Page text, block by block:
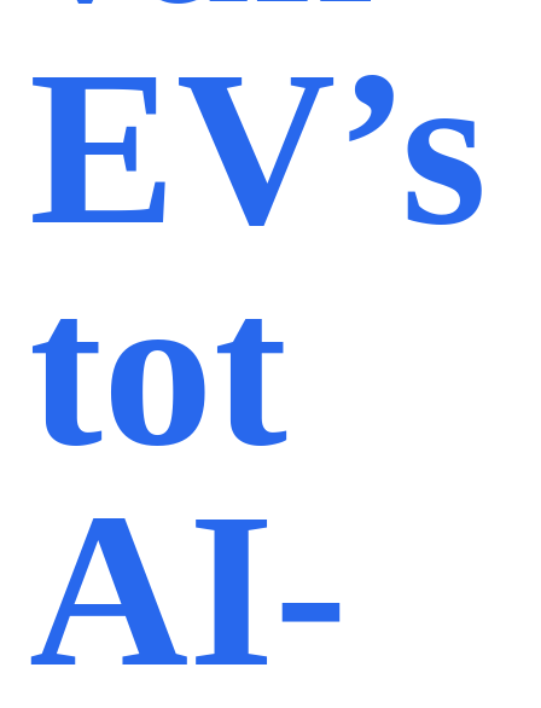
EV’s
tot
AI-